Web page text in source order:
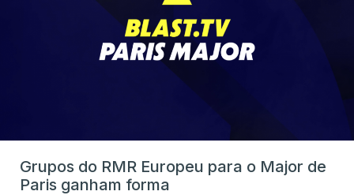
Grupos do RMR Europeu para o Major de
Paris ganham forma